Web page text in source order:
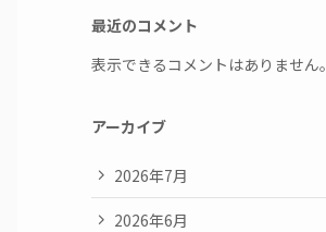
最近のコメント
表示できるコメントはありません。
アーカイブ
2026年7月
2026年6月